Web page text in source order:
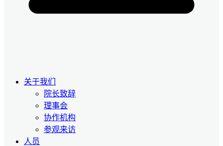
关于我们
院长致辞
理事会
协作机构
参观来访
人员